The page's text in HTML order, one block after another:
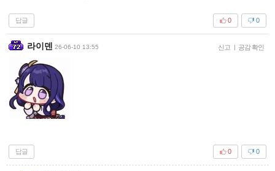
답글 0
0
라이덴 26-06-10 13:55 신고 | 공감 확인
답글 0
0